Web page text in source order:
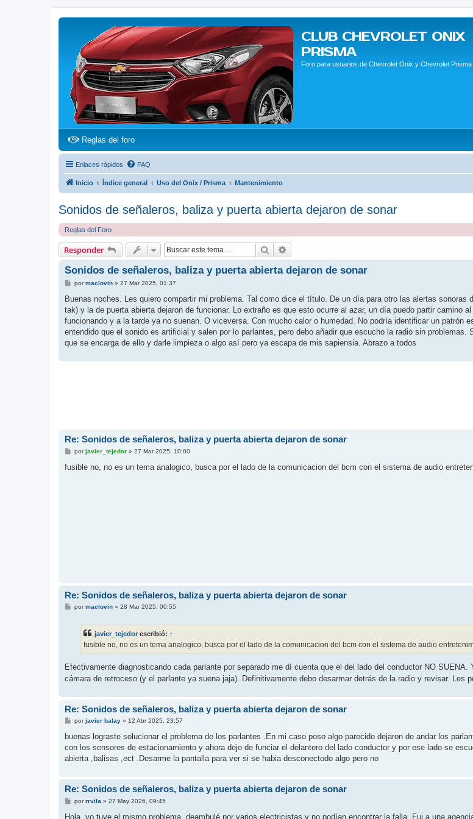
CLUB CHEVROLET ONIX
PRISMA
Foro para usuarios de Chevrolet Onix y Chevrolet Prisma
Reglas del foro(Opens a new tab)
Enlaces rápidos FAQ
Inicio Índice general Uso del Onix / Prisma Mantenimiento
Sonidos de señaleros, baliza y puerta abierta dejaron de sonar
Reglas del Foro
Responder Buscar
Sonidos de señaleros, baliza y puerta abierta dejaron de sonar
M
n
a
j
pormaclovin» 27 Mar 2025, 01:37
Buenas noches. Les quiero compartir mi problema. Tal como dice el título. De un día para otro las alertas sonoras
tak) y la de puerta abierta dejaron de funcionar. Lo extraño es que esto ocurre al azar, un día puedo partir camino
funcionando y a la tarde ya no suenan. O viceversa. Con mucho calor o humedad. No podría identificar un patrón
entendido que el sonido es artificial y salen por lo parlantes, pero debo añadir que escucho la radio sin problemas.
que se encarga de ello y darle limpieza o algo así pero ya escapa de mis sapiensia. Abrazo a todos
Re: Sonidos de señaleros, baliza y puerta abierta dejaron de sonar
M
n
porjavier_tejedor» 27 Mar 2025, 10:00
fusible no, no es un tema analogico, busca por el lado de la comunicacion del bcm con el sistema de audio
Re: Sonidos de señaleros, baliza y puerta abierta dejaron de sonar
Mpormaclovin» 28 Mar 2025, 00:55
javier_tejedor escribió: ↑
fusible no, no es un tema analogico, busca por el lado de la comunicacion del bcm con el sistema de audio
Efectivamente diagnosticando cada parlante por separado me dí cuenta que el del lado del conductor NO SUENA.
cámara de retroceso (y el parlante ya suena jaja). Definitivamente debo desarmar detrás de la radio y revisar. Les
Re: Sonidos de señaleros, baliza y puerta abierta dejaron de sonar
M
n
a
j
porjavier balay» 12 Abr 2025, 23:57
buenas lograste solucionar el problema de los parlantes .En mi caso poso algo parecido dejaron de andar los
con los sensores de estacionamiento y ahora dejo de funciar el delantero del lado conductor y por ese lado se
abierta ,balisas ,ect .Desarme la pantalla para ver si se habia desconectodo algo pero no
Re: Sonidos de señaleros, baliza y puerta abierta dejaron de sonar
M
n
porrrvila » 27 May 2026, 09:45
Hola, yo tuve el mismo problema, deambulé por varios electricistas y no podían encontrar la falla. Fui a una